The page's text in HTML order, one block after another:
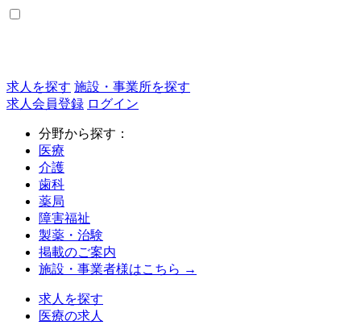
求人を探す 施設・事業所を探す
求人会員登録 ログイン
分野から探す：
医療
介護
歯科
薬局
障害福祉
製薬・治験
掲載のご案内
施設・事業者様はこちら →
求人を探す
医療の求人